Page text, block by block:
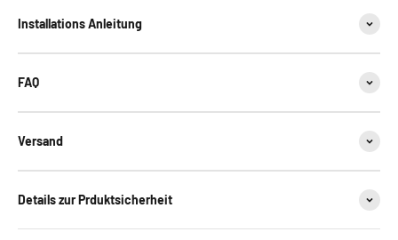
Installations Anleitung
FAQ
Versand
Details zur Prduktsicherheit